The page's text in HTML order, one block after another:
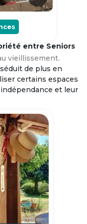
entre Seniors
vieillissement.
de plus en
certains espaces
et leur